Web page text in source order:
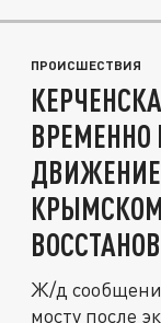
ПРОИСШЕСТВИЯ
ВРЕМЕННО
Ж/д
мосту после